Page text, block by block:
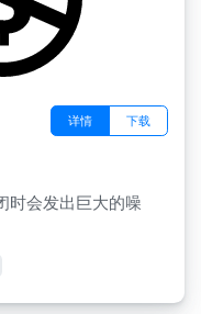
详情 下载
时会发出巨大的噪